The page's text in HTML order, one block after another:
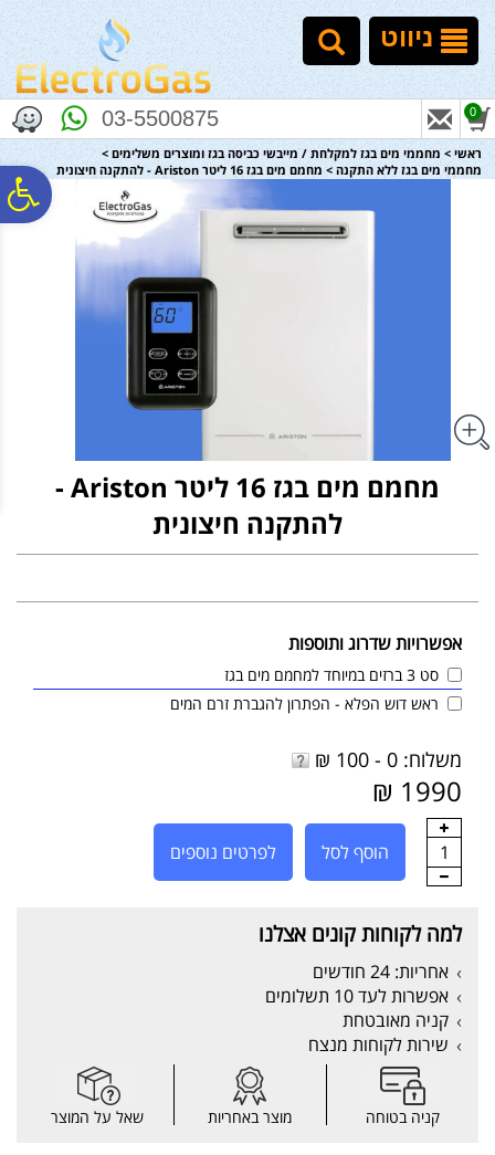
נגישות
אתר
המרכזי
ניווט
03-5500875 0
ראשי > מחממי מים בגז למקלחת / מייבשי כביסה בגז ומוצרים משלימים >
מחממי מים בגז ללא התקנה > מחמם מים בגז 16 ליטר Ariston - להתקנה חיצונית
מחמם מים בגז 16 ליטר Ariston -
להתקנה חיצונית
אפשרויות שדרוג ותוספות
סט 3 ברזים במיוחד למחמם מים בגז
ראש דוש הפלא - הפתרון להגברת זרם המים
משלוח: 0 - 100 ₪
1990 ₪
1 הוסף לסל לפרטים נוספים
למה לקוחות קונים אצלנו
אחריות: 24 חודשים
אפשרות לעד 10 תשלומים
קניה מאובטחת
שירות לקוחות מנצח
קניה בטוחה מוצר באחריות שאל על המוצר